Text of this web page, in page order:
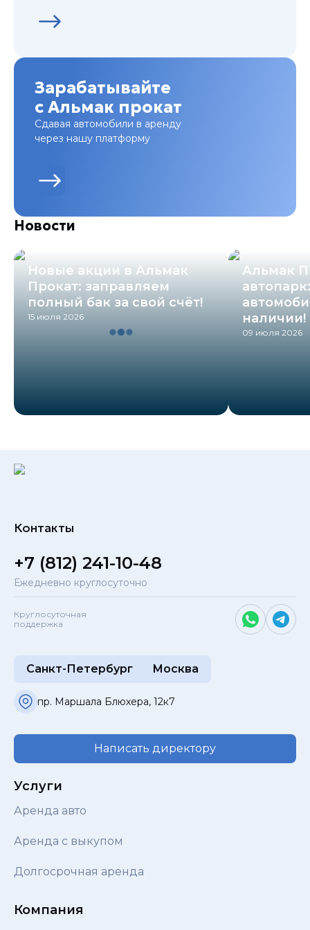
Арендуйте автомобиль в Альмак Прокат и
Оставьте заявку прямо сейчас и получите
выгодное предложение!
Зарабатывайте
с Альмак прокат
Сдавая автомобили в аренду
через нашу платформу
Новости
Новые акции в Альмак
Прокат: заправляем
полный бак за свой счёт!
15 июля 2026
Альмак
наличии!
09 июля 2026
Услуги
Аренда авто
Аренда с выкупом
Долгосрочная аренда
Компания
Контакты
+7 (812) 241-10-48
Ежедневно круглосуточно
Круглосуточная
поддержка
Санкт-Петербург Москва
пр. Маршала Блюхера, 12к7
Написать директору